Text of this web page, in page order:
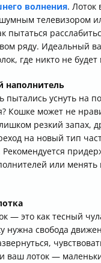
волнения. Лоток
телевизором
пытаться
ряду. Идеальный
где никто не
наполнитель
пытались уснуть на
Кошке может не
резкий запах,
на новый тип
Рекомендуется
или менять
— это как тесный
нужна свобода
ваш лоток —